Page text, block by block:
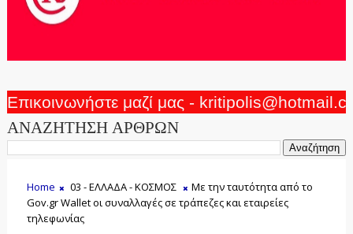
Επικοινωνήστε μαζί μας -
ΑΝΑΖΗΤΗΣΗ ΑΡΘΡΩΝ
Home 03 - ΕΛΛΑΔΑ - ΚΟΣΜΟΣ
Με την ταυτότητα από τo
Gov.gr Wallet οι συναλλαγές σε τράπεζες και εταιρείες
τηλεφωνίας